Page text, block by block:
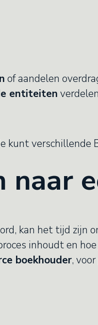
of aandelen
entiteiten
kunt verschillende
naar
kan het tijd zijn
inhoudt en
boekhouder,